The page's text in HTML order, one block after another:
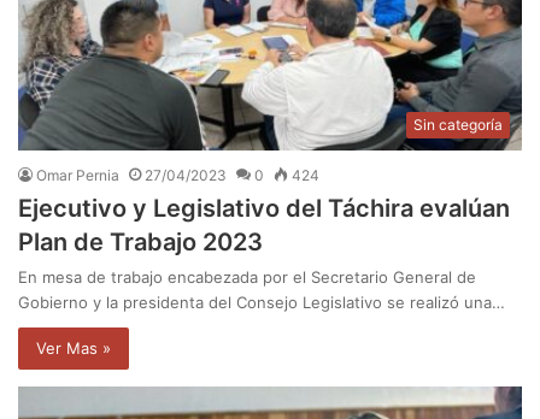
Sin categoría
Omar Pernia 27/04/2023 0 424
Ejecutivo y Legislativo del Táchira evalúan
Plan de Trabajo 2023
En mesa de trabajo encabezada por el Secretario General de
Gobierno y la presidenta del Consejo Legislativo se realizó una…
Ver Mas »